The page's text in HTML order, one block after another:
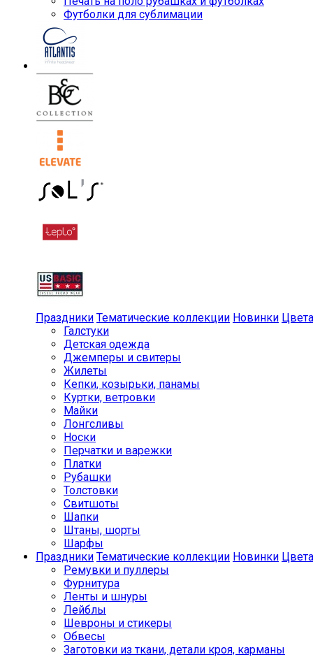
Футболки для сублимации
Праздники Тематические коллекции Новинки Цвета
Галстуки
Детская одежда
Джемперы и свитеры
Жилеты
Кепки, козырьки, панамы
Куртки, ветровки
Майки
Лонгсливы
Носки
Перчатки и варежки
Платки
Рубашки
Толстовки
Свитшоты
Шапки
Штаны, шорты
Шарфы
Праздники Тематические коллекции Новинки Цвета
Ремувки и пуллеры
Фурнитура
Ленты и шнуры
Лейблы
Шевроны и стикеры
Обвесы
Заготовки из ткани, детали кроя, карманы